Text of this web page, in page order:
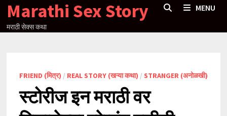
Skip
content
Marathi Sex Story
मराठी सेक्स कथा
MENU
FRIEND (मित्र) / REAL STORY (खऱ्या कथा) / STRANGER (अनोळखी)
स्टोरीज इन मराठी वर